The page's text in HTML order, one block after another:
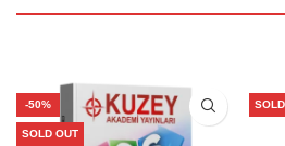
-50%
SOLD OUT